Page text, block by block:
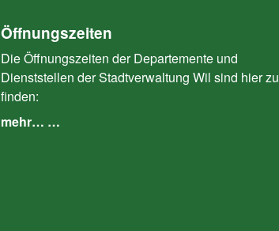
Öffnungszeiten
Die Öffnungszeiten der Departemente und
Dienststellen der Stadtverwaltung Wil sind hier zu
finden:
mehr… …